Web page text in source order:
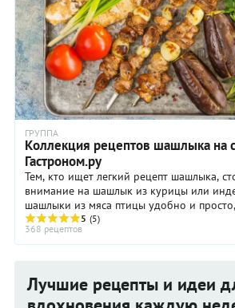
ГРУППА
Коллекция рецептов шашлыка на
Гастроном.ру
Тем, кто ищет легкий рецепт шашлыка,
внимание на шашлык из курицы или
шашлыки из мяса птицы удобно и
знать некоторых секретов, он может ...
5 (5)
368 рецептов
Лучшие рецепты и идеи